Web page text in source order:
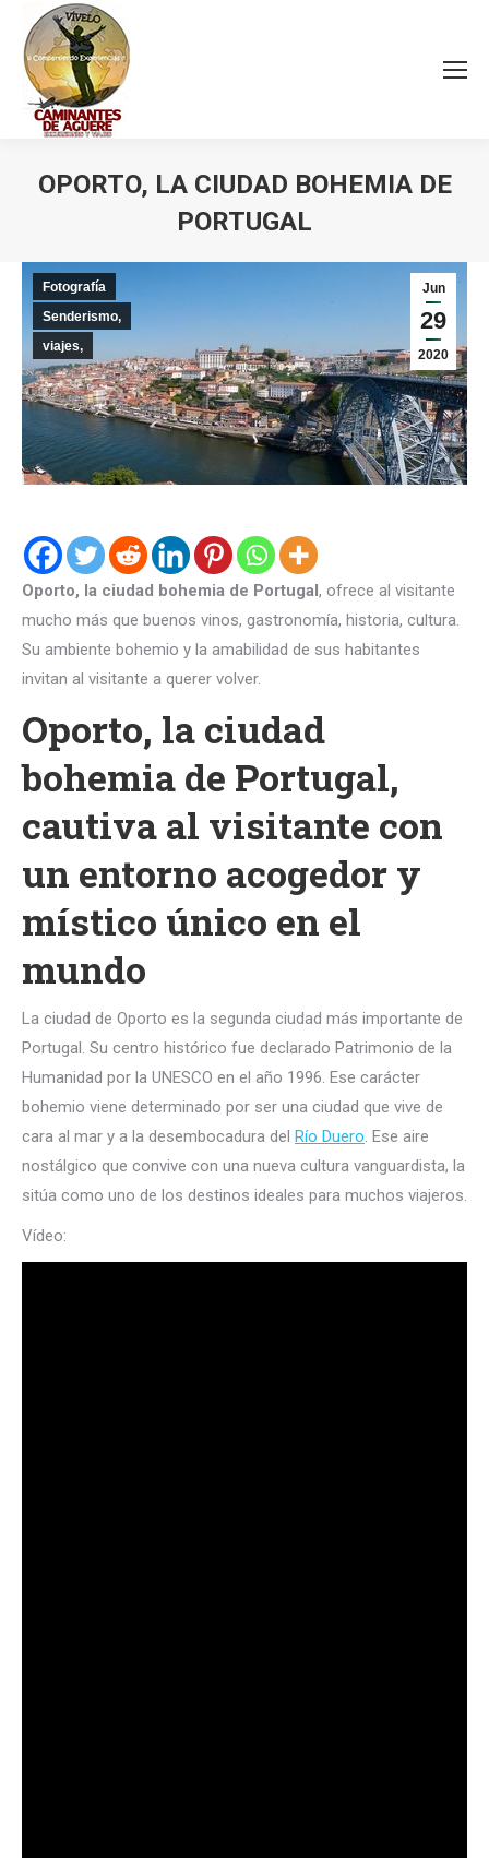
OPORTO, LA CIUDAD BOHEMIA DE
PORTUGAL
Jun
29
2020
Fotografía
Senderismo,
viajes,
Oporto, la ciudad bohemia de Portugal, ofrece al visitante
mucho más que buenos vinos, gastronomía, historia, cultura.
Su ambiente bohemio y la amabilidad de sus habitantes
invitan al visitante a querer volver.
Oporto, la ciudad
bohemia de Portugal,
cautiva al visitante con
un entorno acogedor y
místico único en el
mundo
La ciudad de Oporto es la segunda ciudad más importante de
Portugal. Su centro histórico fue declarado Patrimonio de la
Humanidad por la UNESCO en el año 1996. Ese carácter
bohemio viene determinado por ser una ciudad que vive de
cara al mar y a la desembocadura del Río Duero. Ese aire
nostálgico que convive con una nueva cultura vanguardista, la
sitúa como uno de los destinos ideales para muchos viajeros.
Vídeo: